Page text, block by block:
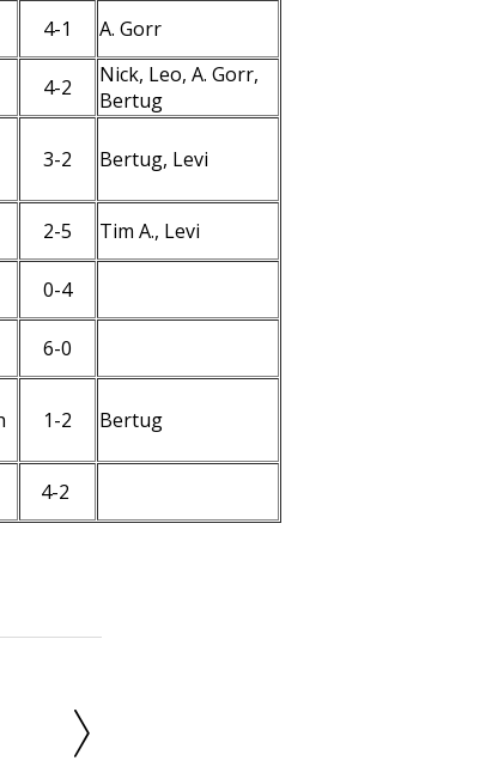
4-1
A. Gorr
4-2
Nick, Leo, A. Gorr,
Bertug
3-2 Bertug, Levi
2-5
Tim A., Levi
0-4
6-0
1-2 Bertug
4-2